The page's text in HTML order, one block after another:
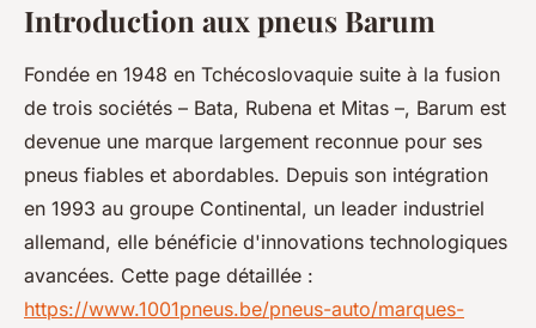
Introduction aux pneus Barum
Fondée en 1948 en Tchécoslovaquie suite à la fusion
de trois sociétés – Bata, Rubena et Mitas –, Barum est
devenue une marque largement reconnue pour ses
pneus fiables et abordables. Depuis son intégration
en 1993 au groupe Continental, un leader industriel
allemand, elle bénéficie d'innovations technologiques
avancées. Cette page détaillée :
https://www.1001pneus.be/pneus-auto/marques-